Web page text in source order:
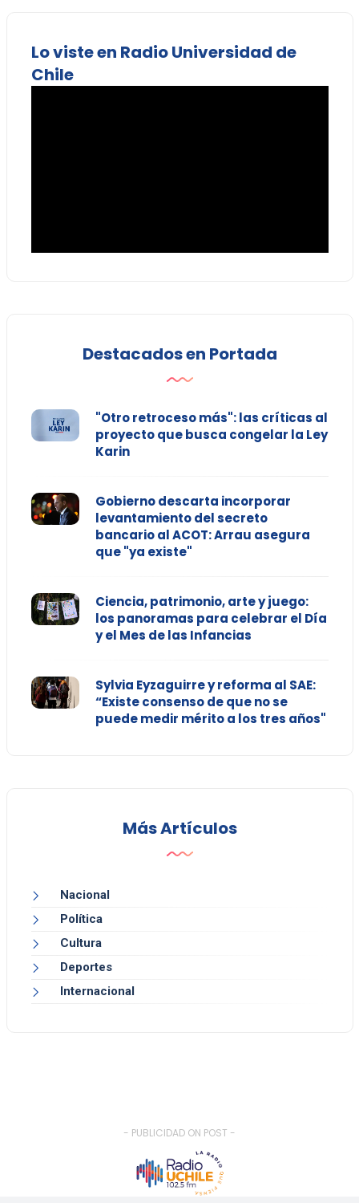
Lo viste en Radio Universidad de
Chile
Destacados en Portada
"Otro retroceso más": las críticas al
proyecto que busca congelar la Ley
Karin
Gobierno descarta incorporar
levantamiento del secreto
bancario al ACOT: Arrau asegura
que "ya existe"
Ciencia, patrimonio, arte y juego:
los panoramas para celebrar el Día
y el Mes de las Infancias
Sylvia Eyzaguirre y reforma al SAE:
“Existe consenso de que no se
puede medir mérito a los tres años"
Más Artículos
Nacional
Política
Cultura
Deportes
Internacional
- PUBLICIDAD ON POST -